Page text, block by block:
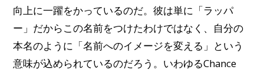
向上に一躍をかっているのだ。彼は単に「ラッパ
ー」だからこの名前をつけたわけではなく、自分の
本名のように「名前へのイメージを変える」という
意味が込められているのだろう。いわゆるChance